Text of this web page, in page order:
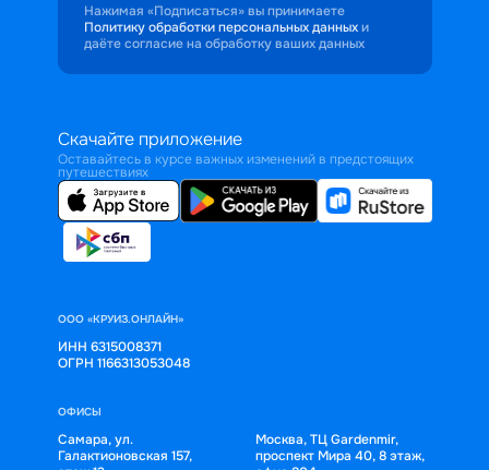
Нажимая «Подписаться» вы принимаете
Политику обработки персональных данных и
даёте согласие на обработку ваших данных
Скачайте приложение
Оставайтесь в курсе важных изменений в предстоящих
путешествиях
ООО «КРУИЗ.ОНЛАЙН»
ИНН 6315008371
ОГРН 1166313053048
ОФИСЫ
Самара, ул.
Галактионовская 157,
Москва, ТЦ Gardenmir,
проспект Мира 40, 8 этаж,